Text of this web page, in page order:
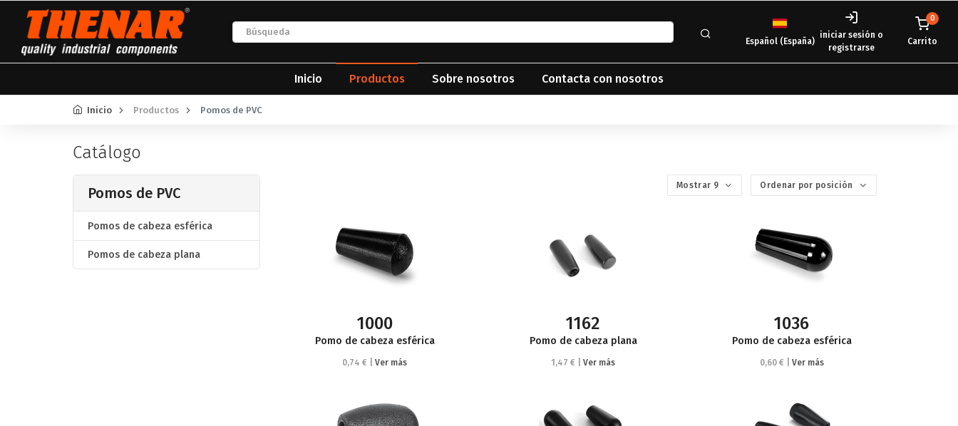
Español (España)
iniciar sesión o
registrarse
0
Carrito
Inicio Productos Sobre nosotros Contacta con nosotros
Inicio Productos Pomos de PVC
Catálogo
Pomos de PVC
Pomos de cabeza esférica
Pomos de cabeza plana
Mostrar 9 Ordenar por posición
1000
Pomo de cabeza esférica
0,74 € | Ver más
1162
Pomo de cabeza plana
1,47 € | Ver más
1036
Pomo de cabeza esférica
0,60 € | Ver más